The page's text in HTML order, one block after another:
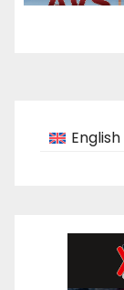
English